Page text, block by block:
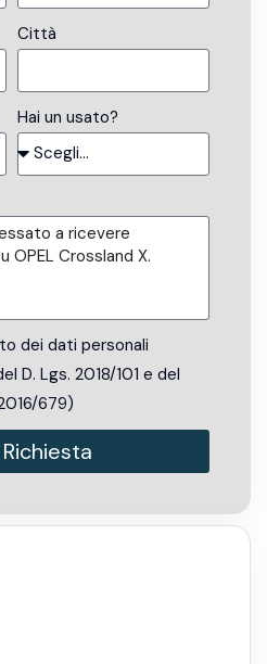
Città
Hai un usato?
dei dati personali
D. Lgs. 2018/101 e del
679)